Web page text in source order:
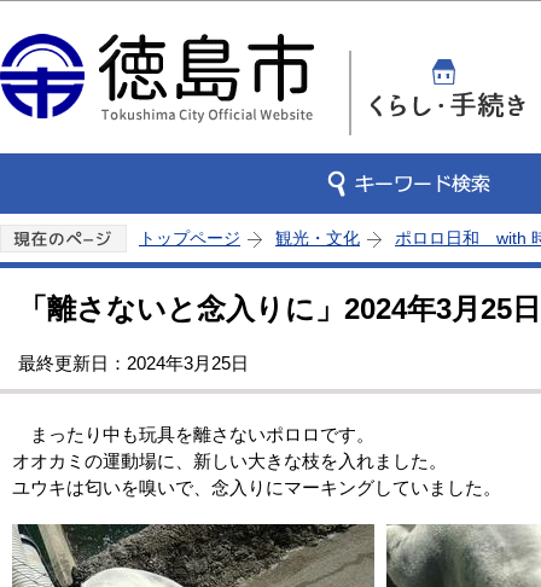
トップページ 観光・文化 ポロロ日和 with
「離さないと念入りに」2024年3月25日
最終更新日：2024年3月25日
まったり中も玩具を離さないポロロです。
オオカミの運動場に、新しい大きな枝を入れました。
ユウキは匂いを嗅いで、念入りにマーキングしていました。